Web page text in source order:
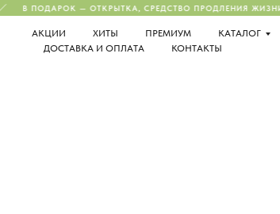
В ПОДАРОК — ОТКРЫТКА, СРЕДСТВО ПРОДЛЕНИЯ ЖИЗНИ
АКЦИИ ХИТЫ ПРЕМИУМ КАТАЛОГ
ДОСТАВКА И ОПЛАТА
КОНТАКТЫ